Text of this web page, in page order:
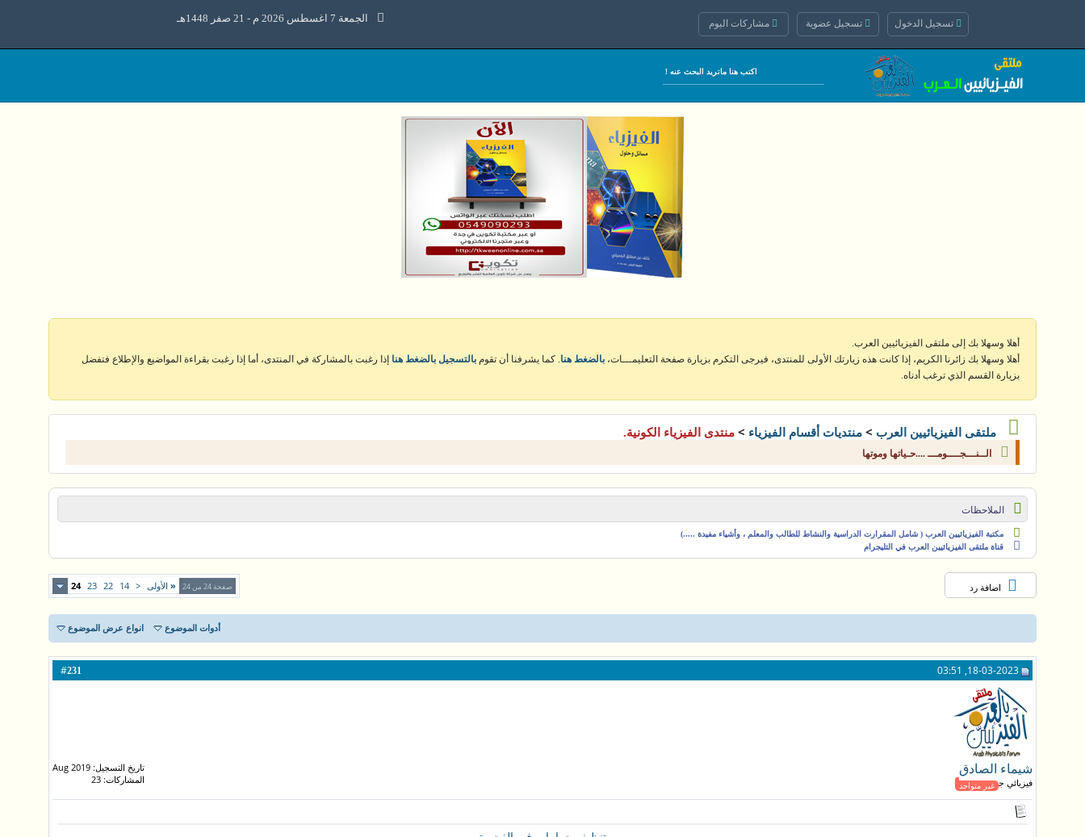
تسجيل الدخول تسجيل عضوية مشاركات اليوم الجمعة 7 اغسطس 2026 م - 21 صفر 1448هـ
أهلا وسهلا بك إلى ملتقى الفيزيائيين العرب.
أهلا وسهلا بك زائرنا الكريم، إذا كانت هذه زيارتك الأولى للمنتدى، فيرجى التكرم بزيارة صفحة التعليمـــات، بالضغط هنا . كما يشرفنا أن تقوم بالتسجيل بالضغط هنا إذا رغبت بالمشاركة في المنتدى، أما إذا رغبت بقراءة المواضيع والإطلاع فتفضل
بزيارة القسم الذي ترغب أدناه.
ملتقى الفيزيائيين العرب > منتديات أقسام الفيزياء > منتدى الفيزياء الكونية.
الــنـــجــــومـــ ....حـياتها وموتها
الملاحظات
مكتبة الفيزيائيين العرب ( شامل المقرارت الدراسية والنشاط للطالب والمعلم ، وأشياء مفيدة .....)
قناة ملتقى الفيزيائيين العرب في التليجرام
اضافة رد صفحة 24 من 24 « الأولى <
14
22
23
24
أدوات الموضوع انواع عرض الموضوع
231
شيماء الصادق
غير متواجدفيزيائي جـديد
تاريخ التسجيل: Aug 2019
المشاركات: 23